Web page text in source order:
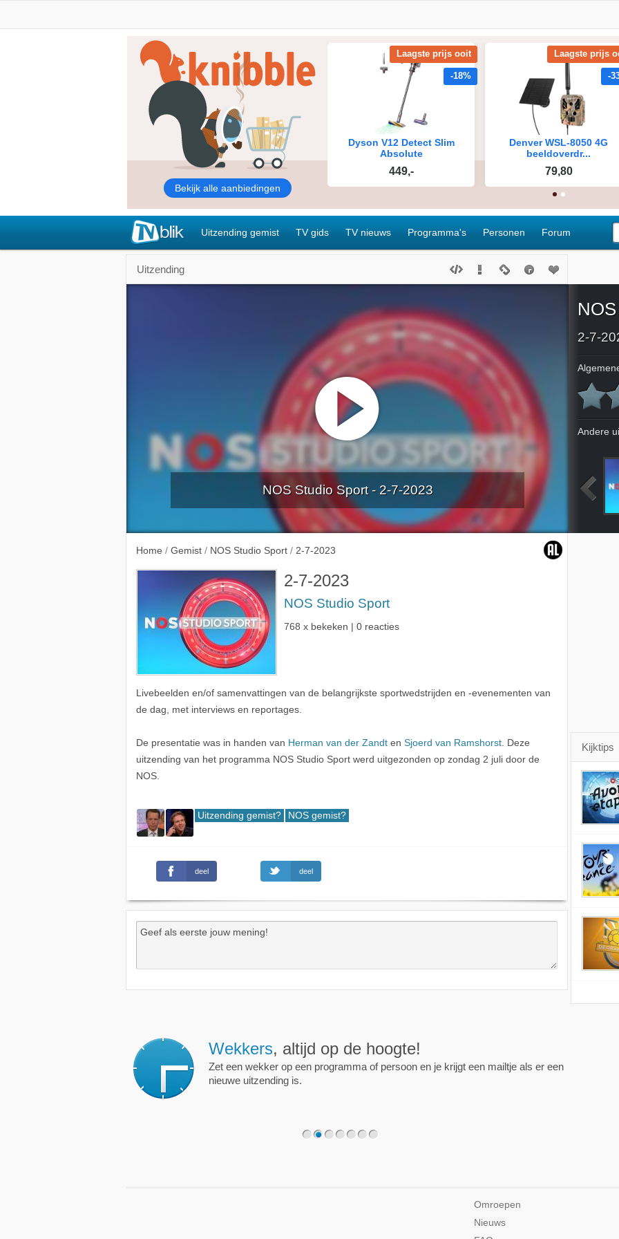
Uitzending gemist TV gids TV nieuws Programma's Personen Forum
Uitzending
NOS Studio Sport - 2-7-2023
Home / Gemist / NOS Studio Sport / 2-7-2023
2-7-2023
NOS Studio Sport
768 x bekeken | 0 reacties
Livebeelden en/of samenvattingen van de belangrijkste sportwedstrijden en -evenementen van
de dag, met interviews en reportages.
De presentatie was in handen van Herman van der Zandt en Sjoerd van Ramshorst . Deze
uitzending van het programma NOS Studio Sport werd uitgezonden op zondag 2 juli door de
NOS.
Uitzending gemist? NOS gemist?
deel deel
2-7-
Andere
Live: NK Wielrennen Live: TT Assen Live: TT Assen Live: TT Assen
Kijktips
Wekkers, altijd op de hoogte!
Zet een wekker op een programma of persoon en je krijgt een mailtje als er een
nieuwe uitzending is.
Omroepen
Nieuws